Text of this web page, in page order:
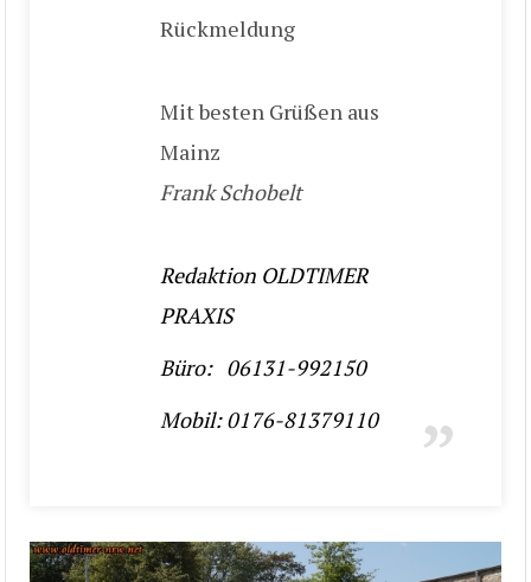
Rückmeldung
Mit besten Grüßen aus
Mainz
Frank Schobelt
Redaktion OLDTIMER
PRAXIS
Büro: 06131-992150
Mobil: 0176-81379110